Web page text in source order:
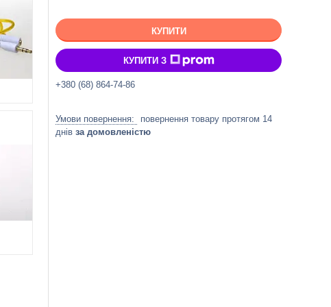
КУПИТИ
КУПИТИ З
+380 (68) 864-74-86
повернення товару протягом 14
днів за домовленістю